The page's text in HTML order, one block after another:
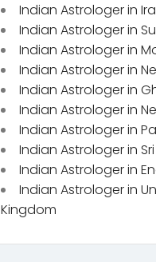
Indian Astrologer in
Indian Astrologer in
Indian Astrologer in
Indian Astrologer in
Indian Astrologer in
Indian Astrologer in
Indian Astrologer in
Indian Astrologer in
Indian Astrologer in
Indian Astrologer in
Kingdom